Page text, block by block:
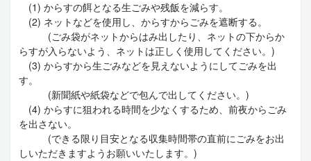
(1) からすの餌となる生ごみや残飯を減らす。
(2) ネットなどを使用し、からすからごみを遮断する。
(ごみ袋がネットからはみ出したり、ネットの下からか
らすが入らないよう、ネットは正しく使用してください。)
(3) からすから生ごみなどを見えないようにしてごみを出
す。
(新聞紙や紙袋などで包んで出してください。)
(4) からすに狙われる時間を少なくするため、前夜からごみ
を出さない。
(できる限り目安となる収集時間帯の直前にごみをお出
しいただきますようお願いいたします。)